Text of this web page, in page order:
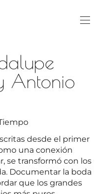
Antonio
desde el primer
una conexión
se transformó con los
Documentar la boda
que los grandes